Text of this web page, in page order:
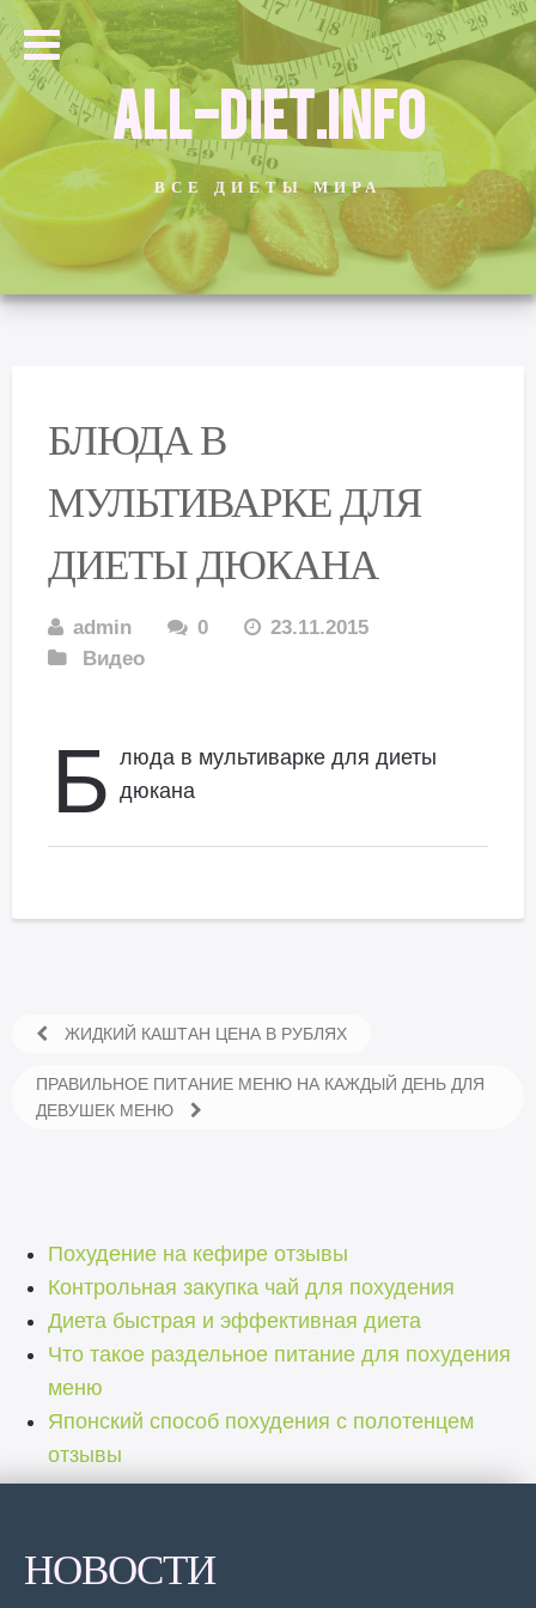
ALL-DIET.INFO
ВСЕ ДИЕТЫ МИРА
БЛЮДА В
МУЛЬТИВАРКЕ ДЛЯ
ДИЕТЫ ДЮКАНА
admin 0
23.11.2015
Видео
Б люда в мультиварке для диеты
дюкана
ЖИДКИЙ КАШТАН ЦЕНА В РУБЛЯХ
ПРАВИЛЬНОЕ ПИТАНИЕ МЕНЮ НА КАЖДЫЙ ДЕНЬ ДЛЯ
ДЕВУШЕК МЕНЮ
Похудение на кефире отзывы
Контрольная закупка чай для похудения
Диета быстрая и эффективная диета
Что такое раздельное питание для похудения
меню
Японский способ похудения с полотенцем
отзывы
НОВОСТИ